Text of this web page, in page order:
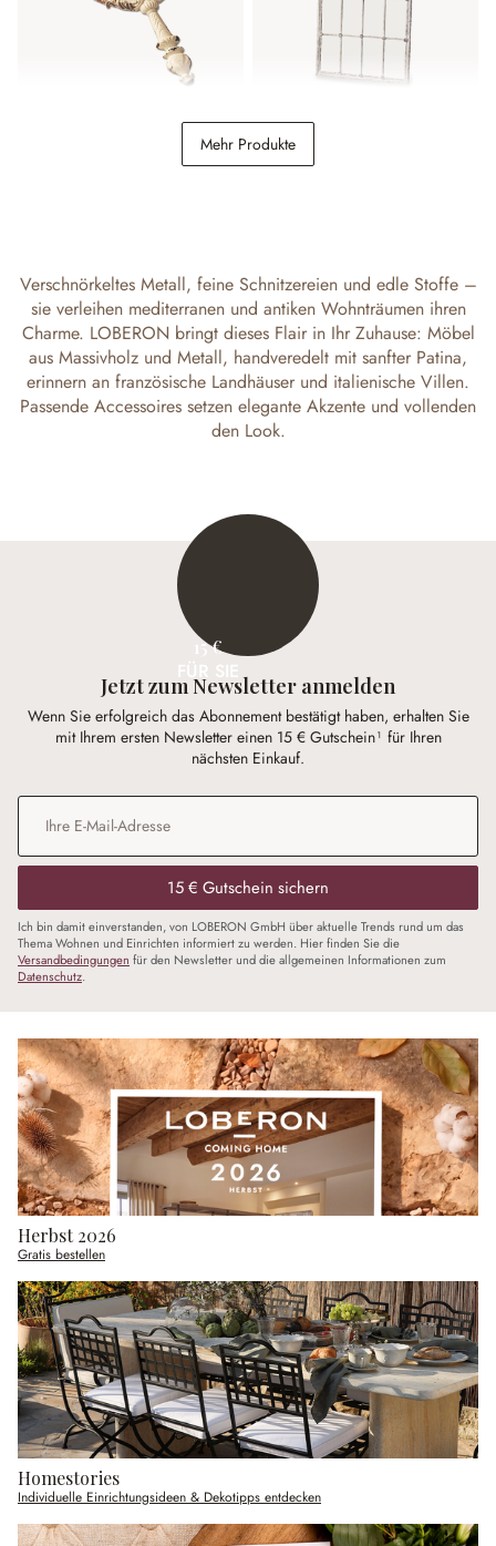
Spiegel Tobiah
Mehr Produkte
Verschnörkeltes Metall, feine Schnitzereien und edle Stoffe –
sie verleihen mediterranen und antiken Wohnträumen ihren
Charme. LOBERON bringt dieses Flair in Ihr Zuhause: Möbel
aus Massivholz und Metall, handveredelt mit sanfter Patina,
erinnern an französische Landhäuser und italienische Villen.
Passende Accessoires setzen elegante Akzente und vollenden
den Look.
15 €
Jetzt zum Newsletter anmelden
Wenn Sie erfolgreich das Abonnement bestätigt haben, erhalten Sie
mit Ihrem ersten Newsletter einen 15 € Gutschein¹ für Ihren
nächsten Einkauf.
E-Mail-Adresse
15 € Gutschein sichern
Ich bin damit einverstanden, von LOBERON GmbH über aktuelle Trends rund um das
Thema Wohnen und Einrichten informiert zu werden. Hier finden Sie die
Versandbedingungen für den Newsletter und die allgemeinen Informationen zum
Datenschutz.
Herbst 2026
Gratis bestellen
Homestories
Individuelle Einrichtungsideen & Dekotipps entdecken